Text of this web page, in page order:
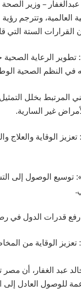
عبدالغفار – وزير
العالمية، وتترجم
القرارات الستة
الرعاية
في النظم الصحية
المرتبط بخلل
غير السارية.
الوقاية
توسيع الوصول إلى
رفع قدرات الدول في
الوقاية من
عبد الغفار، أن
للوصول العادل